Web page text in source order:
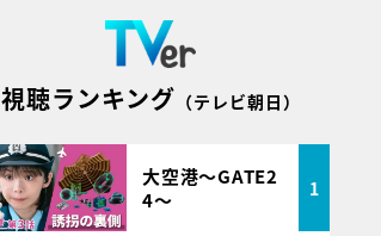
視聴ランキング （テレビ朝日）
大空港～GATE2
4～
1